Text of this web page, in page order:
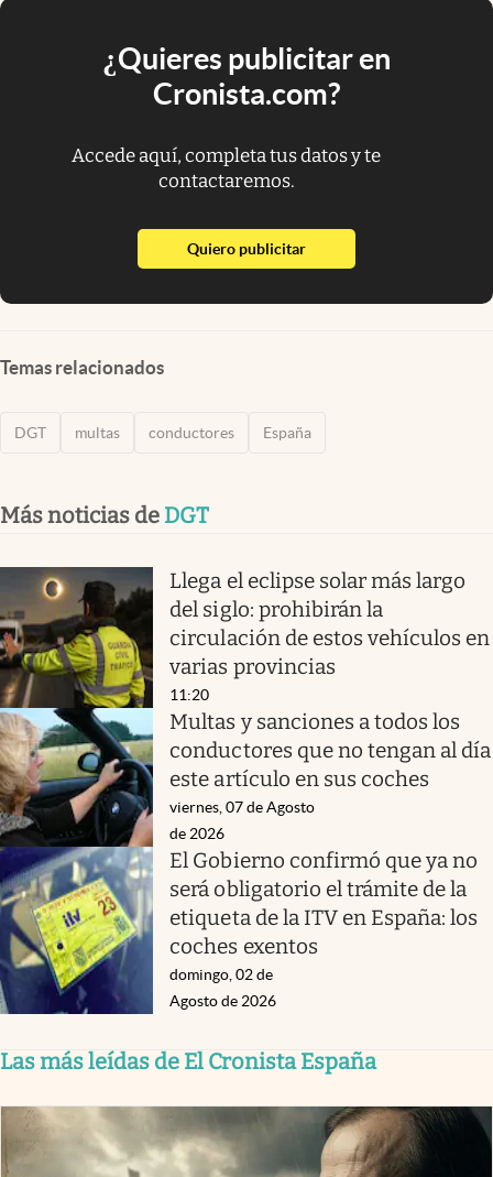
¿Quieres publicitar en
Cronista.com?
Accede aquí, completa tus datos y te
contactaremos.
Quiero publicitarabre en nueva pestaña
Temas relacionados
DGT multas conductores España
Más noticias de DGT
Llega el eclipse solar más largo
del siglo: prohibirán la
circulación de estos vehículos en
varias provincias
11:20
Multas y sanciones a todos los
conductores que no tengan al día
este artículo en sus coches
viernes, 07 de Agosto
de 2026
El Gobierno confirmó que ya no
será obligatorio el trámite de la
etiqueta de la ITV en España: los
coches exentos
domingo, 02 de
Agosto de 2026
Las más leídas de El Cronista España